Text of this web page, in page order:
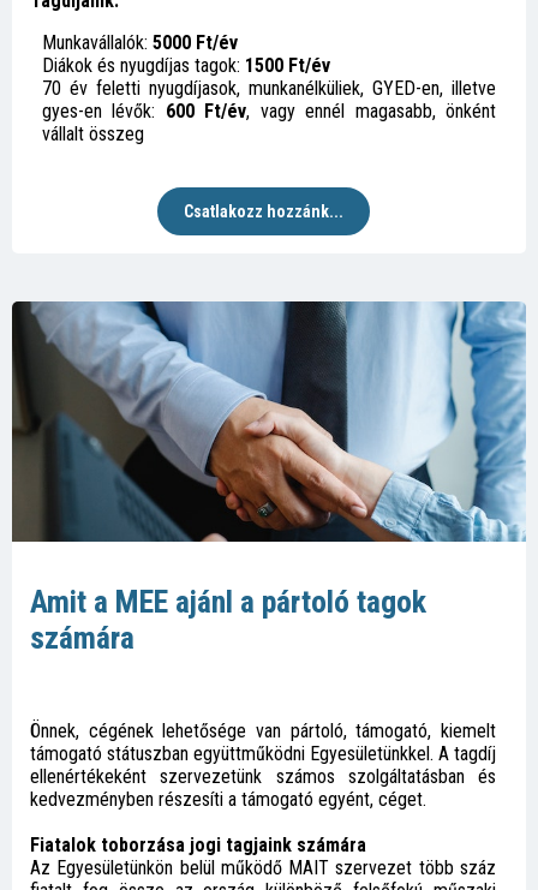
Munkavállalók: 5000 Ft/év
Diákok és nyugdíjas tagok: 1500 Ft/év
70 év feletti nyugdíjasok, munkanélküliek, GYED-en, illetve
gyes-en lévők: 600 Ft/év, vagy ennél magasabb, önként
vállalt összeg
Csatlakozz hozzánk...
Amit a MEE ajánl a pártoló tagok
számára
Önnek, cégének lehetősége van pártoló, támogató, kiemelt
támogató státuszban együttműködni Egyesületünkkel. A tagdíj
ellenértékeként szervezetünk számos szolgáltatásban és
kedvezményben részesíti a támogató egyént, céget.
Fiatalok toborzása jogi tagjaink számára
Az Egyesületünkön belül működő MAIT szervezet több száz